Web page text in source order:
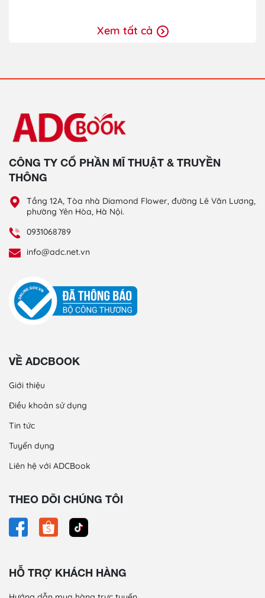
Xem tất cả
CÔNG TY CỔ PHẦN MĨ THUẬT & TRUYỀN
THÔNG
Tầng 12A, Tòa nhà Diamond Flower, đường Lê Văn Lương,
phường Yên Hòa, Hà Nội.
0931068789
info@adc.net.vn
VỀ ADCBOOK
Giới thiệu
Điều khoản sử dụng
Tin tức
Tuyển dụng
Liên hệ với ADCBook
THEO DÕI CHÚNG TÔI
HỖ TRỢ KHÁCH HÀNG